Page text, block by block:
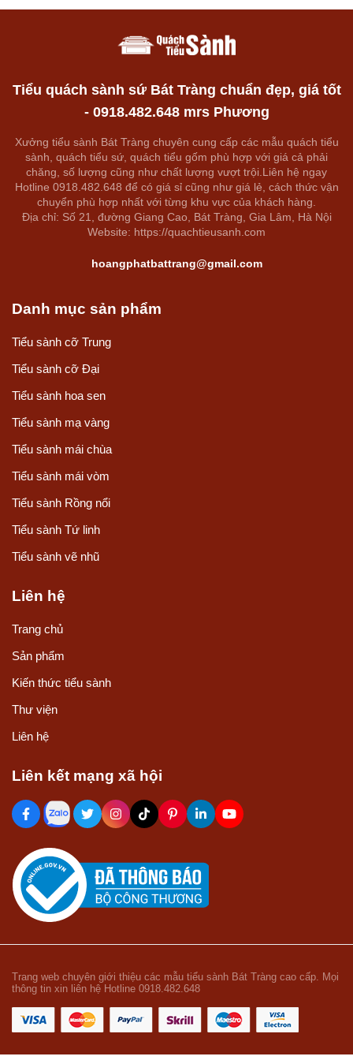
Tiểu quách sành sứ Bát Tràng chuẩn đẹp, giá tốt
- 0918.482.648 mrs Phương
Xưởng tiểu sành Bát Tràng chuyên cung cấp các mẫu quách tiểu
sành, quách tiểu sứ, quách tiểu gốm phù hợp với giá cả phải
chăng, số lượng cũng như chất lượng vượt trội.Liên hệ ngay
Hotline 0918.482.648 để có giá sỉ cũng như giá lẻ, cách thức vận
chuyển phù hợp nhất với từng khu vực của khách hàng.
Địa chỉ: Số 21, đường Giang Cao, Bát Tràng, Gia Lâm, Hà Nội
Website: https://quachtieusanh.com
hoangphatbattrang@gmail.com
Danh mục sản phẩm
Tiểu sành cỡ Trung
Tiểu sành cỡ Đại
Tiểu sành hoa sen
Tiểu sành mạ vàng
Tiểu sành mái chùa
Tiểu sành mái vòm
Tiểu sành Rồng nổi
Tiểu sành Tứ linh
Tiểu sành vẽ nhũ
Liên hệ
Trang chủ
Sản phẩm
Kiến thức tiểu sành
Thư viện
Liên hệ
Liên kết mạng xã hội
Trang web chuyên giới thiệu các mẫu tiểu sành Bát Tràng cao cấp. Mọi
thông tin xin liên hệ Hotline 0918.482.648